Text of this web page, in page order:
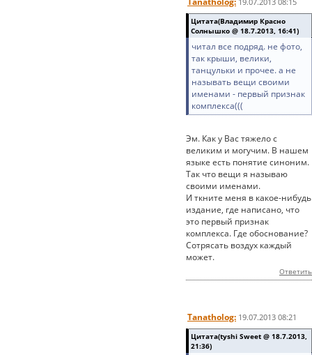
Цитата(Владимир Красно
Солнышко @ 18.7.2013, 16:41)
читал все подряд. не фото,
так крыши, велики,
танцульки и прочее. а не
называть вещи своими
именами - первый признак
комплекса(((
Эм. Как у Вас тяжело с
великим и могучим. В нашем
языке есть понятие синоним.
Так что вещи я называю
своими именами.
И ткните меня в какое-нибудь
издание, где написано, что
это первый признак
комплекса. Где обоснование?
Сотрясать воздух каждый
может.
Ответить
Tanatholog: 19.07.2013 08:21
Цитата(tyshi Sweet @ 18.7.2013,
21:36)